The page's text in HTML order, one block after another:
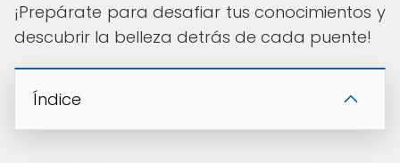
¡Prepárate para desafiar tus conocimientos y
descubrir la belleza detrás de cada puente!
Índice